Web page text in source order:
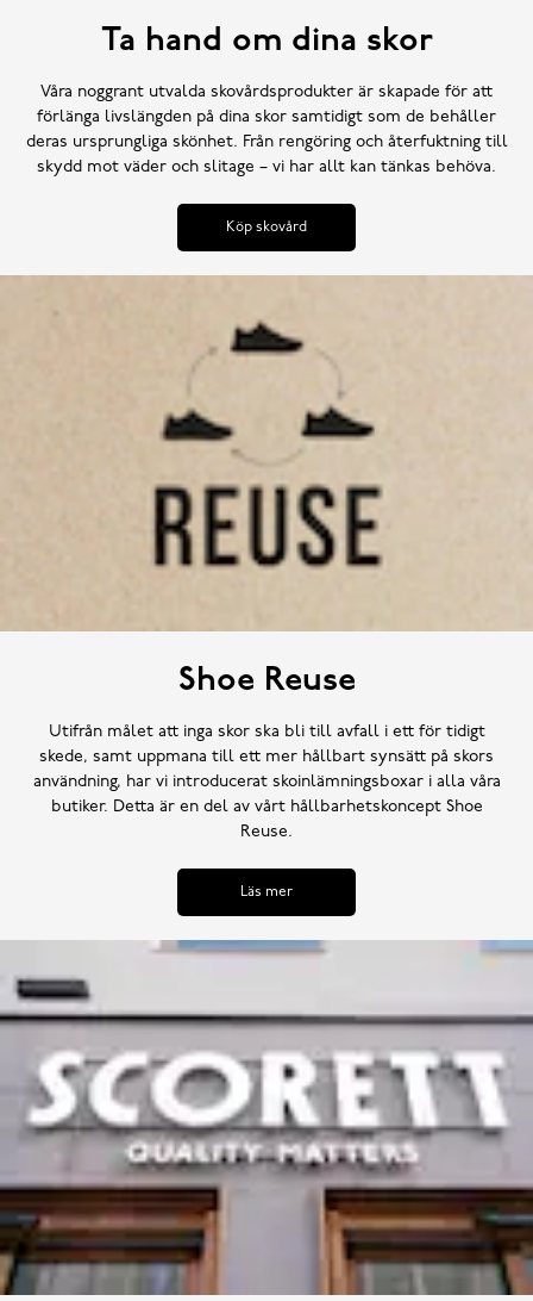
Ta hand om dina skor
Våra noggrant utvalda skovårdsprodukter är skapade för att
förlänga livslängden på dina skor samtidigt som de behåller
deras ursprungliga skönhet. Från rengöring och återfuktning till
skydd mot väder och slitage – vi har allt kan tänkas behöva.
Köp skovård
Shoe Reuse
Utifrån målet att inga skor ska bli till avfall i ett för tidigt
skede, samt uppmana till ett mer hållbart synsätt på skors
användning, har vi introducerat skoinlämningsboxar i alla våra
butiker. Detta är en del av vårt hållbarhetskoncept Shoe
Reuse.
Läs mer